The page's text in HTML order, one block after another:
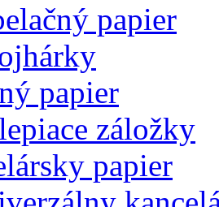
papier
papier
záložky
papier